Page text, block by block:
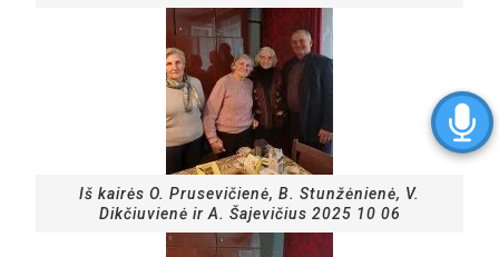
Iš kairės O. Prusevičienė, B. Stunžėnienė, V.
Dikčiuvienė ir A. Šajevičius 2025 10 06